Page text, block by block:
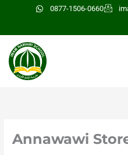
0877-1506-0660
Annawawi